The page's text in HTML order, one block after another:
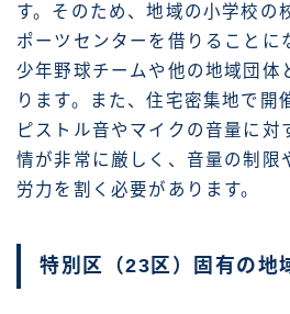
す。そのため、地域の小学校の
ポーツセンターを借りることに
少年野球チームや他の地域団体
ります。また、住宅密集地で開
ピストル音やマイクの音量に対
情が非常に厳しく、音量の制限
労力を割く必要があります。
特別区（23区）固有の地